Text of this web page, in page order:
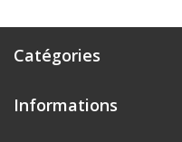
Catégories
Informations